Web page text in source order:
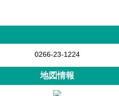
0266-23-1224
地図情報